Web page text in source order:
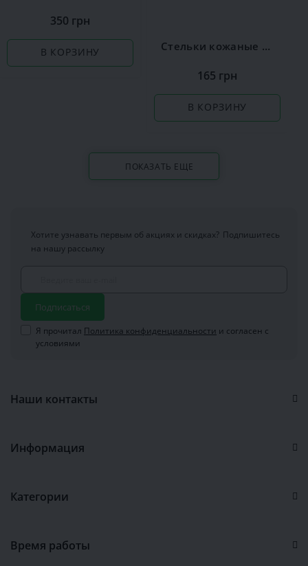
350 грн
В КОРЗИНУ Стельки кожаные Coccine Leather on Latex
165 грн
В КОРЗИНУ
ПОКАЗАТЬ ЕЩЕ
Хотите узнавать первым об акциях и скидках? Подпишитесь
на нашу рассылку
Подписаться
Я прочитал Политика конфиденциальности и согласен с
условиями
Наши контакты
Информация
Категории
Время работы